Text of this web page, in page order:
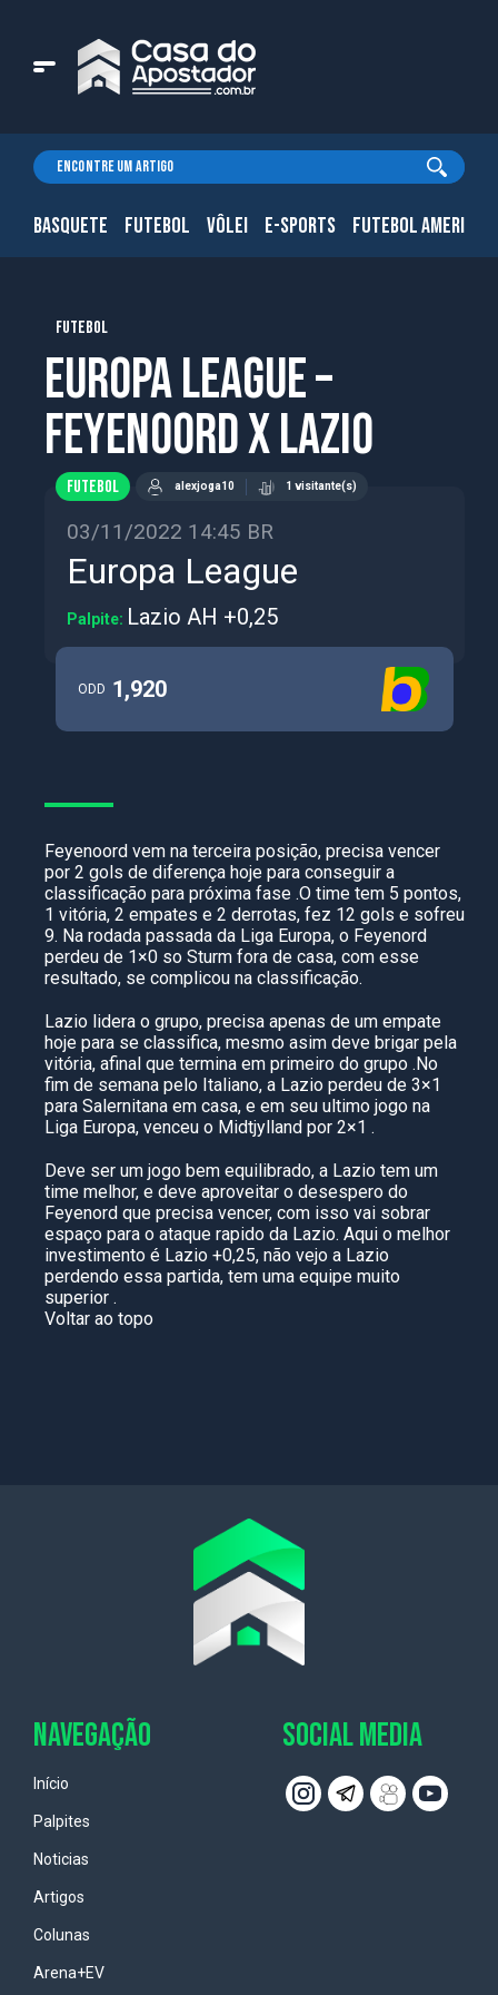
BASQUETE FUTEBOL VÔLEI E-SPORTS FUTEBOL
FUTEBOL
Europa League –
Feyenoord x Lazio
FUTEBOL alexjoga10 1 visitante(s)
03/11/2022 14:45 BR
Europa League
Palpite: Lazio AH +0,25
ODD 1,920
Feyenoord vem na terceira posição, precisa vencer
por 2 gols de diferença hoje para conseguir a
classificação para próxima fase .O time tem 5 pontos,
1 vitória, 2 empates e 2 derrotas, fez 12 gols e sofreu
9. Na rodada passada da Liga Europa, o Feyenord
perdeu de 1×0 so Sturm fora de casa, com esse
resultado, se complicou na classificação.
Lazio lidera o grupo, precisa apenas de um empate
hoje para se classifica, mesmo asim deve brigar pela
vitória, afinal que termina em primeiro do grupo .No
fim de semana pelo Italiano, a Lazio perdeu de 3×1
para Salernitana em casa, e em seu ultimo jogo na
Liga Europa, venceu o Midtjylland por 2×1 .
Deve ser um jogo bem equilibrado, a Lazio tem um
time melhor, e deve aproveitar o desespero do
Feyenord que precisa vencer, com isso vai sobrar
espaço para o ataque rapido da Lazio. Aqui o melhor
investimento é Lazio +0,25, não vejo a Lazio
perdendo essa partida, tem uma equipe muito
superior .
Voltar ao topo
NAVEGAÇÃO
Início
Palpites
Noticias
Artigos
Colunas
Arena+EV
SOCIAL MEDIA